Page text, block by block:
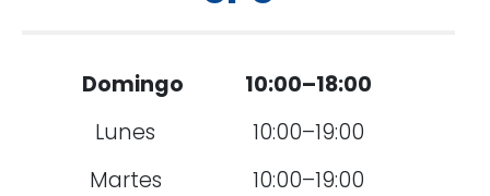
Domingo
10:00–18:00
Lunes
10:00–19:00
Martes
10:00–19:00